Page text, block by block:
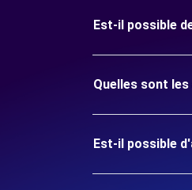
Est-il possible
Quelles sont
Est-il possible